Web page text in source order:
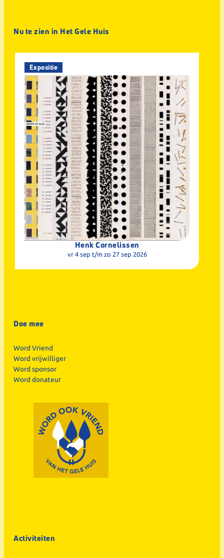
Nu te zien in Het Gele Huis
Expositie
Henk Cornelissen
vr 4 sep t/m zo 27 sep 2026
Doe mee
Word Vriend
Word vrijwilliger
Word sponsor
Word donateur
Activiteiten